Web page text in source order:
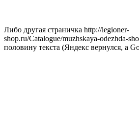
Либо другая страничка http://legioner-
shop.ru/Catalogue/muzhskaya-odezhda-
половину текста (Яндекс вернулся, а